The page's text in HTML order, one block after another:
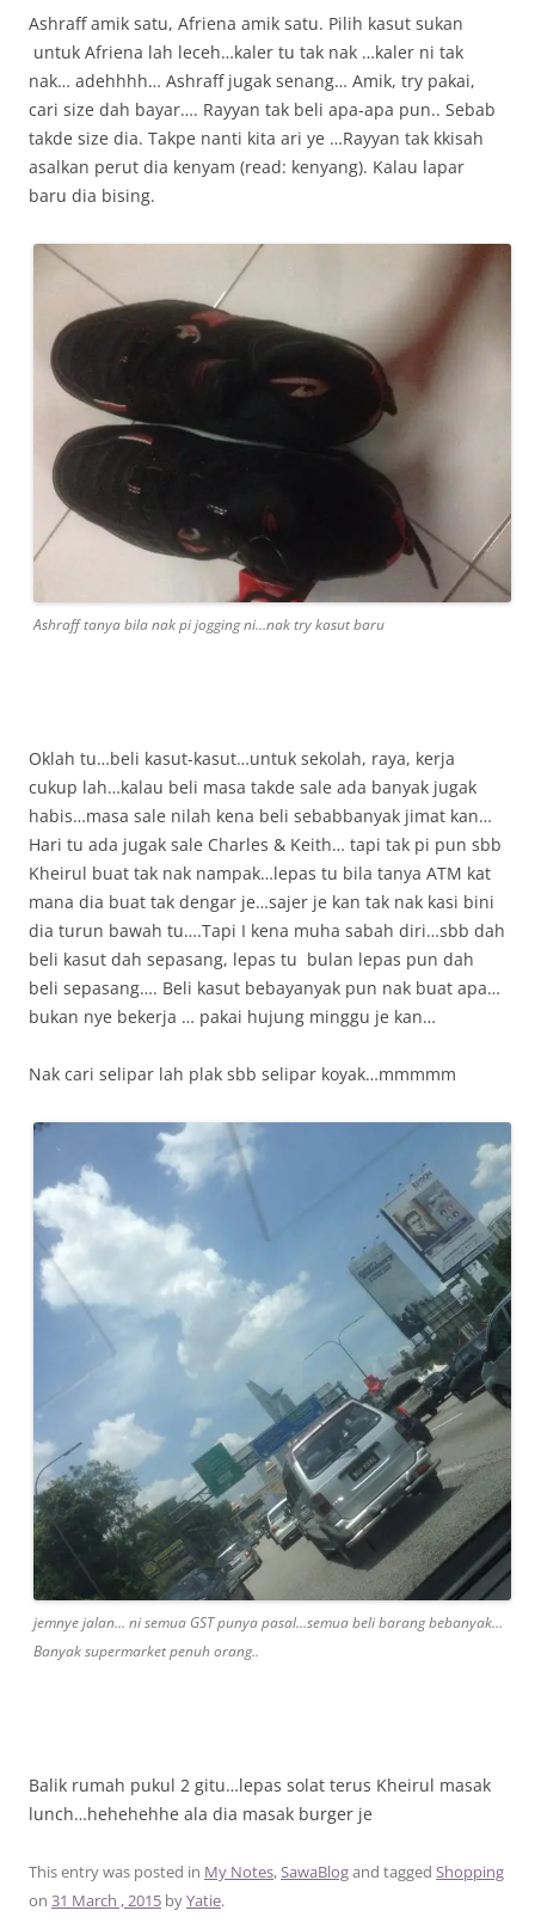
Ashraff amik satu, Afriena amik satu. Pilih kasut sukan
untuk Afriena lah leceh…kaler tu tak nak …kaler ni tak
nak… adehhhh… Ashraff jugak senang… Amik, try pakai,
cari size dah bayar…. Rayyan tak beli apa-apa pun.. Sebab
takde size dia. Takpe nanti kita ari ye …Rayyan tak kkisah
asalkan perut dia kenyam (read: kenyang). Kalau lapar
baru dia bising.
Ashraff tanya bila nak pi jogging ni…nak try kasut baru
Oklah tu…beli kasut-kasut…untuk sekolah, raya, kerja
cukup lah…kalau beli masa takde sale ada banyak jugak
habis…masa sale nilah kena beli sebabbanyak jimat kan…
Hari tu ada jugak sale Charles & Keith… tapi tak pi pun sbb
Kheirul buat tak nak nampak…lepas tu bila tanya ATM kat
mana dia buat tak dengar je…sajer je kan tak nak kasi bini
dia turun bawah tu….Tapi I kena muha sabah diri…sbb dah
beli kasut dah sepasang, lepas tu bulan lepas pun dah
beli sepasang…. Beli kasut bebayanyak pun nak buat apa…
bukan nye bekerja … pakai hujung minggu je kan…
Nak cari selipar lah plak sbb selipar koyak…mmmmm
jemnye jalan… ni semua GST punya pasal…semua beli barang bebanyak…
Banyak supermarket penuh orang..
Balik rumah pukul 2 gitu…lepas solat terus Kheirul masak
lunch…hehehehhe ala dia masak burger je
This entry was posted in My Notes,SawaBlogand tagged Shopping
on 31 March , 2015 byYatie.